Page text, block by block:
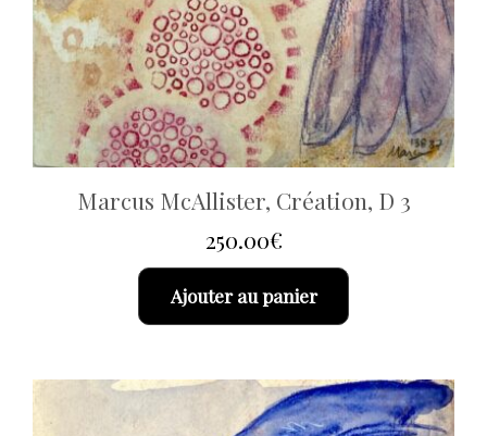
Marcus McAllister, Création, D 3
250.00€
Ajouter au panier